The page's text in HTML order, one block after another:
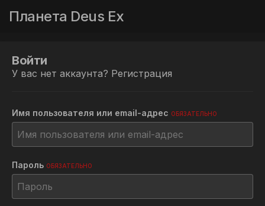
Планета Deus Ex
Войти
У вас нет аккаунта? Регистрация
Имя пользователя или email-адрес ОБЯЗАТЕЛЬНО
Пароль ОБЯЗАТЕЛЬНО